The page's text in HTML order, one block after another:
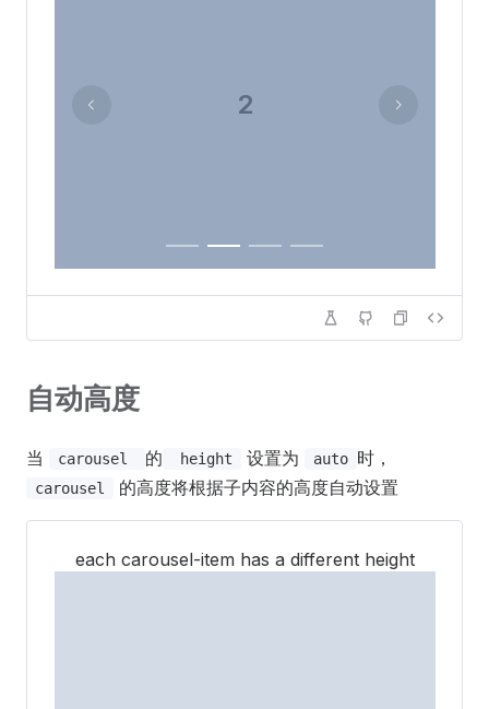
2
自动高度
当 carousel 的 height 设置为 auto 时，
carousel 的高度将根据子内容的高度自动设置
each carousel-item has a different height